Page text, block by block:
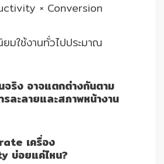
× Conversion
มใช้งานทั่วไปประมาณ
จริง อาจแตกต่างกันตาม
รละลายและสภาพหน้างาน
เครื่อง
บ่อยแค่ไหน?